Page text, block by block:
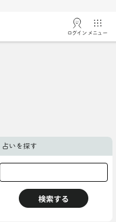
ログイン メニュー
占いを探す